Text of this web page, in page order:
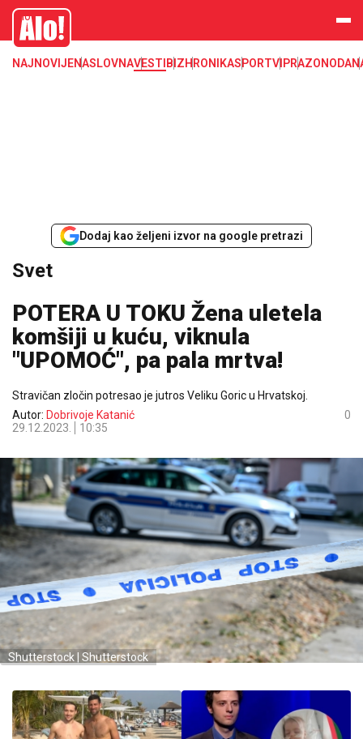
Svet, Ruske vesti, Planeta, Region
Alo
NAJNOVIJENASLOVNAVESTI BIZHRONIKASPORTVIPRAZONODA
Dodaj kao željeni izvor na google pretrazi
Svet
POTERA U TOKU Žena uletela
komšiji u kuću, viknula
"UPOMOĆ", pa pala mrtva!
Stravičan zločin potresao je jutros Veliku Goric u Hrvatskoj.
Autor: Dobrivoje Katanić
29.12.2023.
10:35
0
Shutterstock | Shutterstock